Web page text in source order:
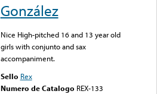
González
Nice High-pitched 16 and 13 year old
girls with conjunto and sax
accompaniment.
Sello Rex
Numero de Catalogo REX-133